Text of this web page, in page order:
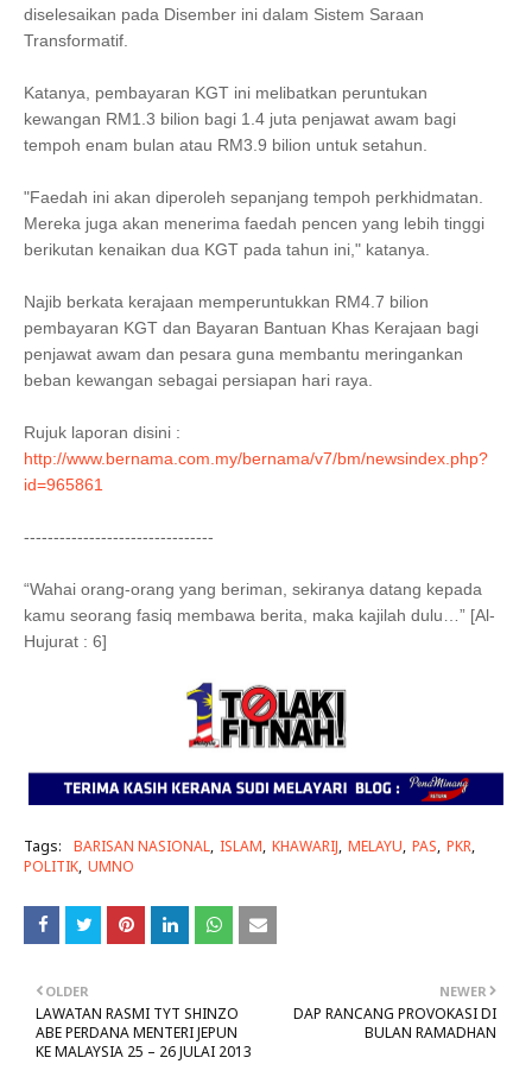
diselesaikan pada Disember ini dalam Sistem Saraan
Transformatif.
Katanya, pembayaran KGT ini melibatkan peruntukan
kewangan RM1.3 bilion bagi 1.4 juta penjawat awam bagi
tempoh enam bulan atau RM3.9 bilion untuk setahun.
"Faedah ini akan diperoleh sepanjang tempoh perkhidmatan.
Mereka juga akan menerima faedah pencen yang lebih tinggi
berikutan kenaikan dua KGT pada tahun ini," katanya.
Najib berkata kerajaan memperuntukkan RM4.7 bilion
pembayaran KGT dan Bayaran Bantuan Khas Kerajaan bagi
penjawat awam dan pesara guna membantu meringankan
beban kewangan sebagai persiapan hari raya.
Rujuk laporan disini :
http://www.bernama.com.my/bernama/v7/bm/newsindex.php?
id=965861
--------------------------------
“Wahai orang-orang yang beriman, sekiranya datang kepada
kamu seorang fasiq membawa berita, maka kajilah dulu…” [Al-
Hujurat : 6]
Tags: BARISAN NASIONAL ISLAM KHAWARIJ MELAYU PAS PKR
POLITIK UMNO
NEWER
DAP RANCANG PROVOKASI DI
BULAN RAMADHAN
OLDER
LAWATAN RASMI TYT SHINZO
ABE PERDANA MENTERI JEPUN
KE MALAYSIA 25 – 26 JULAI 2013